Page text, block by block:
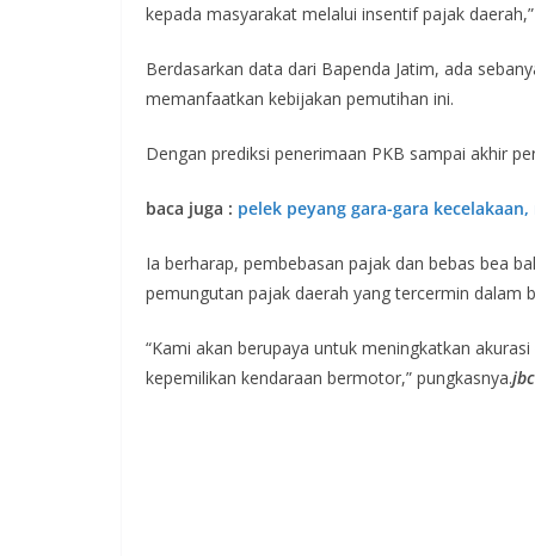
kepada masyarakat melalui insentif pajak
Berdasarkan data dari Bapenda Jatim, ada
memanfaatkan kebijakan pemutihan ini.
Dengan prediksi penerimaan PKB sampai akhir
baca juga : pelek peyang gara-gara
Ia berharap, pembebasan pajak dan bebas bea
pemungutan pajak daerah yang tercermin dalam
“Kami akan berupaya untuk meningkatkan
kepemilikan kendaraan bermotor,” pungkasnya.jbc